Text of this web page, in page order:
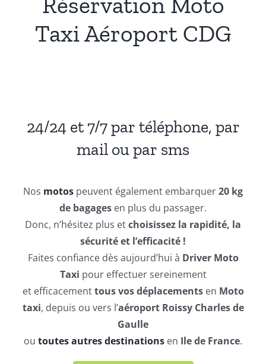
Taxi Aéroport CDG
24/24 et 7/7 par téléphone, par
mail ou par sms
Nos motos peuvent également embarquer20 kg
de bagages en plus du passager.
Donc, n’hésitez plus etchoisissez la rapidité, la
sécurité et l’efficacité !
Faites confiance dès aujourd’hui à Driver Moto
Taxi pour effectuer sereinement
et efficacementtous vos déplacementsen Moto
taxi, depuis ou vers l’aéroport Roissy Charles de
Gaulle
ou toutes autres destinations en Ile de France.